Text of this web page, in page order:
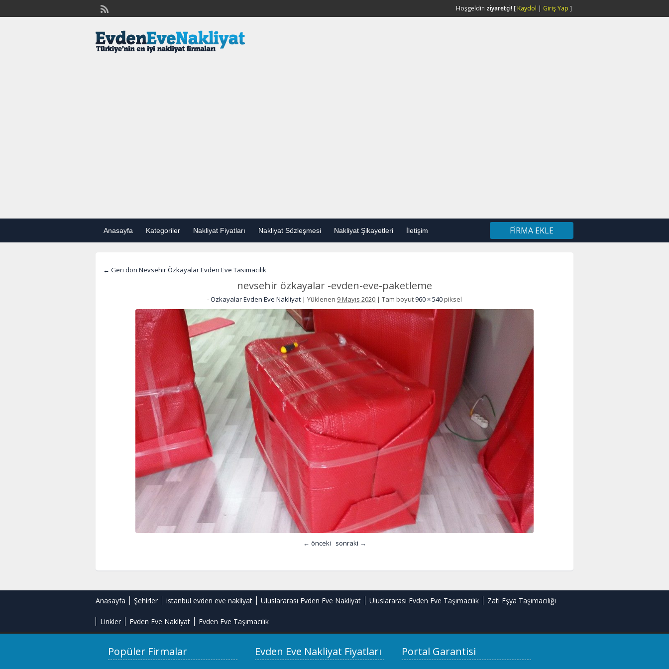
Hoşgeldin ziyaretçi! [ Kaydol | Giriş Yap ]
Anasayfa Kategoriler Nakliyat Fiyatları Nakliyat Sözleşmesi Nakliyat Şikayetleri İletişim FIRMA EKLE
← Geri dön Nevsehir Özkayalar Evden Eve Tasimacilik
nevsehir özkayalar -evden-eve-paketleme
-Ozkayalar Evden Eve Nakliyat | Yüklenen 9 Mayıs 2020 | Tam boyut960 × 540piksel
← önceki sonraki →
Anasayfa Şehirler istanbul evden eve nakliyat Uluslararası Evden Eve Nakliyat Uluslararası Evden Eve Taşımacılık Zati Eşya Taşımacılığı
Linkler Evden Eve Nakliyat Evden Eve Taşımacılık
Popüler Firmalar Evden Eve Nakliyat Fiyatları Portal Garantisi